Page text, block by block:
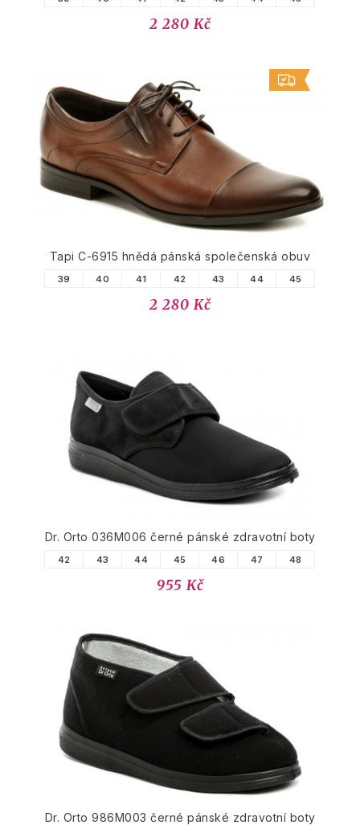
2 280 Kč
Tapi C-6915 hnědá pánská společenská obuv
39 40 41 42 43 44 45
2 280 Kč
Dr. Orto 036M006 černé pánské zdravotní boty
42 43 44 45 46 47 48
955 Kč
Dr. Orto 986M003 černé pánské zdravotní boty